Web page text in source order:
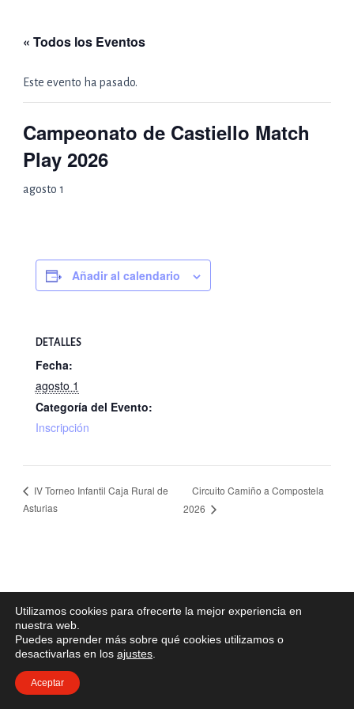
contenido« Todos los Eventos
Este evento ha pasado.
Campeonato de Castiello Match
Play 2026
agosto 1
Añadir al calendario
DETALLES
Fecha:
agosto 1
Categoría del Evento:
Inscripción
IV Torneo Infantil Caja Rural de
Asturias
Circuito Camiño a Compostela
2026
Utilizamos cookies para ofrecerte la mejor experiencia en
nuestra web.
Puedes aprender más sobre qué cookies utilizamos o
desactivarlas en los ajustes
Aceptar